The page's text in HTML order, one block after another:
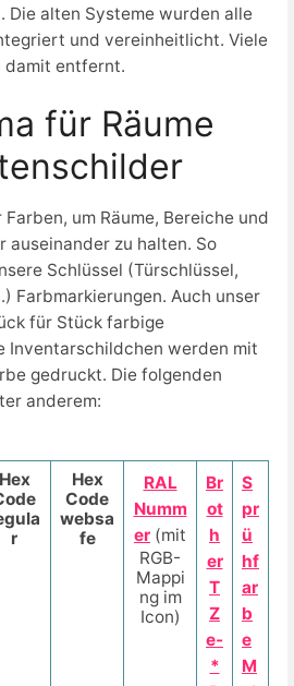
Die alten Systeme wurden alle
und vereinheitlicht. Viele
damit entfernt.
für Räume
um Räume, Bereiche und
auseinander zu halten. So
Schlüssel (Türschlüssel,
Farbmarkierungen. Auch unser
für Stück farbige
Inventarschildchen werden mit
gedruckt. Die folgenden
anderem:
Hex
r
Hex
Code
websa
fe
RAL
Numm
er (mit
RGB-
Mappi
ng im
Icon)
Br
ot
h
er
T
Z
e-
*
S
pr
ü
hf
ar
b
e
M